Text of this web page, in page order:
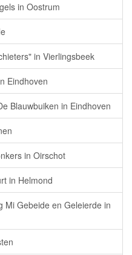
in Oostrum
in Vierlingsbeek
Eindhoven
Blauwbuiken in Eindhoven
in Oirschot
in Helmond
Mi Gebeide en Geleierde in